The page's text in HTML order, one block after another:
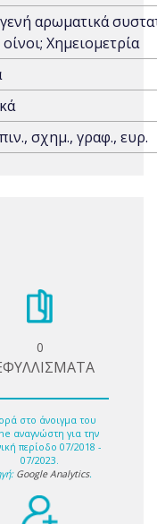
αρωματικά
Χημειομετρία
σχημ., γραφ., ευρ.
0
στο άνοιγμα του
αναγνώστη για την
περίοδο 07/2018 -
07/2023.
Google Analytics.